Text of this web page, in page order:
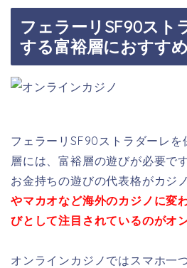
フェラーリSF90スト
する富裕層におすす
フェラーリSF90ストラダーレ
層には、富裕層の遊びが必要で
お金持ちの遊びの代表格がカジ
やマカオなど海外のカジノに変
びとして注目されているのがオ
オンラインカジノではスマホ一